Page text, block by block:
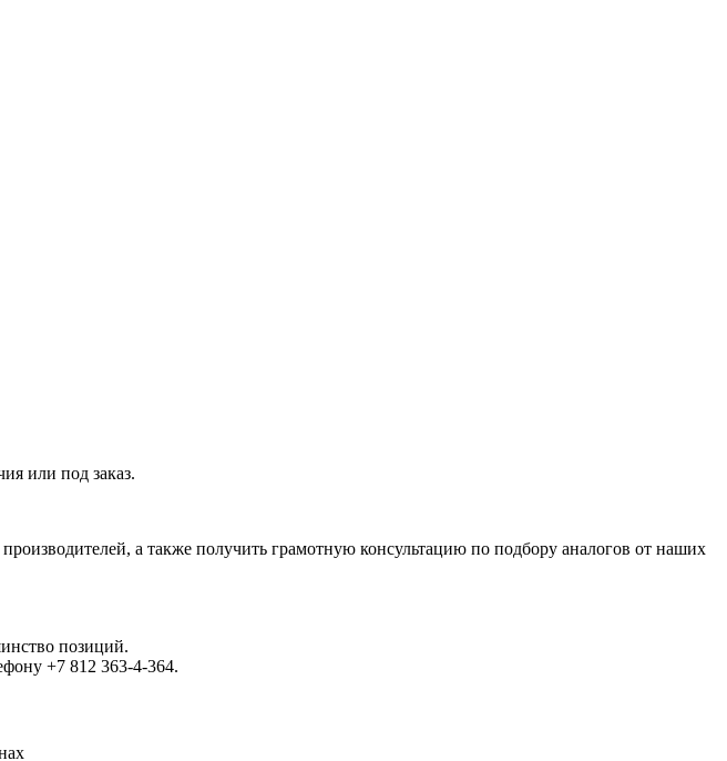
или под заказ.
а также получить грамотную консультацию по подбору аналогов от наших
позиций.
+7 812 363-4-364.